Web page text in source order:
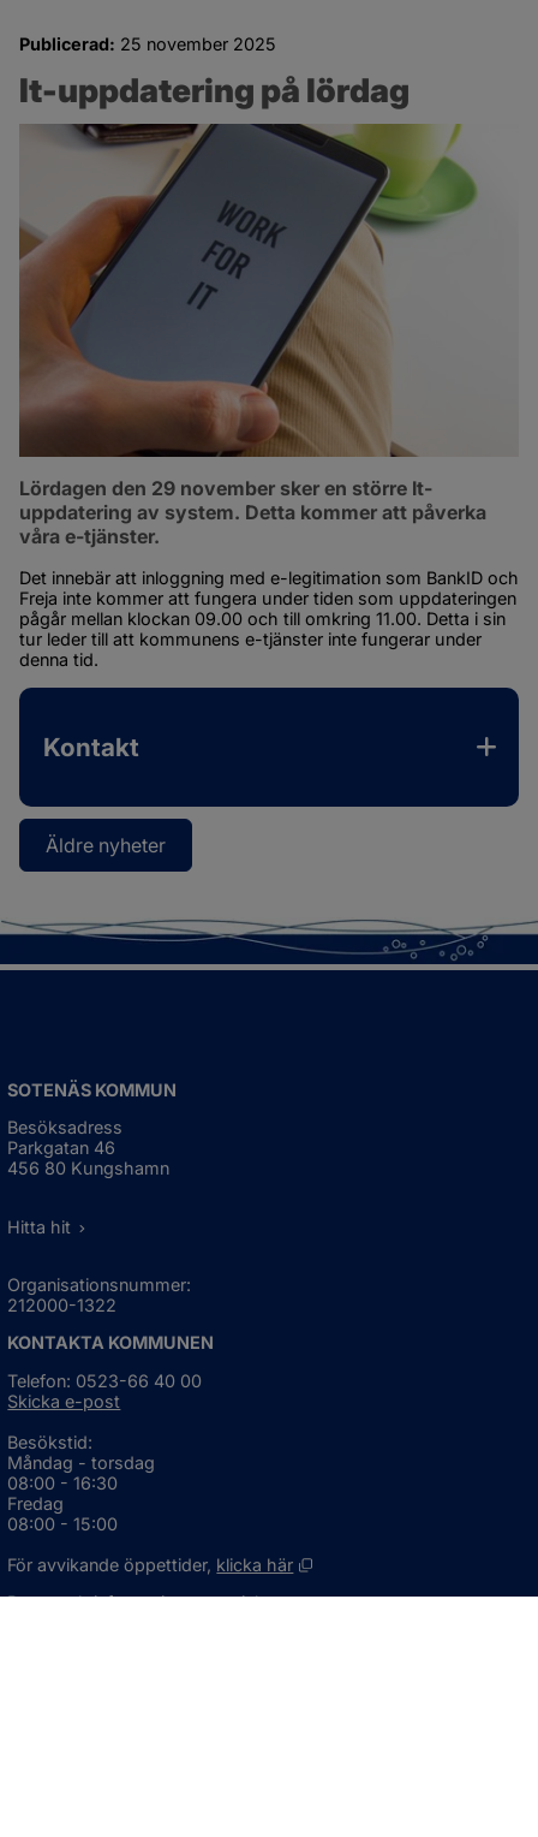
Publicerad: 25 november 2025
It-uppdatering på lördag
Lördagen den 29 november sker en större It-
uppdatering av system. Detta kommer att påverka
våra e-tjänster.
Det innebär att inloggning med e-legitimation som BankID och
Freja inte kommer att fungera under tiden som uppdateringen
pågår mellan klockan 09.00 och till omkring 11.00. Detta i sin
tur leder till att kommunens e-tjänster inte fungerar under
denna tid.
Kontakt
Äldre nyheter
SOTENÄS KOMMUN
Besöksadress
Parkgatan 46
456 80 Kungshamn
Hitta hit
Organisationsnummer:
212000-1322
KONTAKTA KOMMUNEN
Telefon: 0523-66 40 00
Skicka e-post
Besökstid:
Måndag - torsdag
08:00 - 16:30
Fredag
08:00 - 15:00
För avvikande öppettider, klicka här
Öppnas i nytt fönster.
Press och informationsmaterial